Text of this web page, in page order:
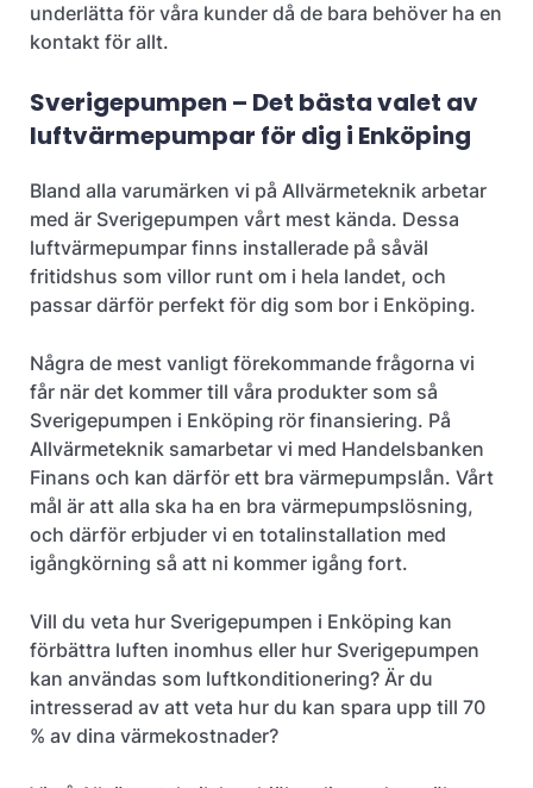
underlätta för våra kunder då de bara behöver ha en
kontakt för allt.
Sverigepumpen – Det bästa valet av
luftvärmepumpar för dig i Enköping
Bland alla varumärken vi på Allvärmeteknik arbetar
med är Sverigepumpen vårt mest kända. Dessa
luftvärmepumpar finns installerade på såväl
fritidshus som villor runt om i hela landet, och
passar därför perfekt för dig som bor i Enköping.
Några de mest vanligt förekommande frågorna vi
får när det kommer till våra produkter som så
Sverigepumpen i Enköping rör finansiering. På
Allvärmeteknik samarbetar vi med Handelsbanken
Finans och kan därför ett bra värmepumpslån. Vårt
mål är att alla ska ha en bra värmepumpslösning,
och därför erbjuder vi en totalinstallation med
igångkörning så att ni kommer igång fort.
Vill du veta hur Sverigepumpen i Enköping kan
förbättra luften inomhus eller hur Sverigepumpen
kan användas som luftkonditionering? Är du
intresserad av att veta hur du kan spara upp till 70
% av dina värmekostnader?